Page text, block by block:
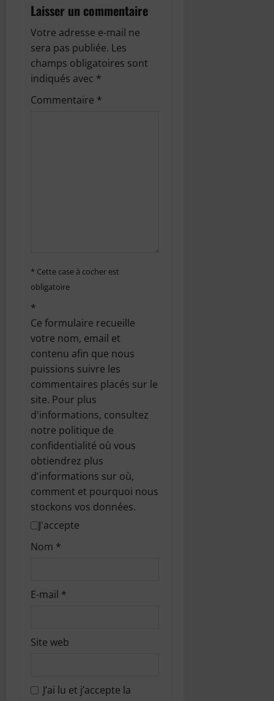
t
i
o
n
c
l
e
Laisser un commentaire
Votre adresse e-mail ne
sera pas publiée. Les
champs obligatoires sont
indiqués avec *
Commentaire *
* Cette case à cocher est
obligatoire
*
Ce formulaire recueille
votre nom, email et
contenu afin que nous
puissions suivre les
commentaires placés sur le
site. Pour plus
d'informations, consultez
notre politique de
confidentialité où vous
obtiendrez plus
d'informations sur où,
comment et pourquoi nous
stockons vos données.
J'accepte
Nom *
E-mail *
Site web
J’ai lu et j’accepte la